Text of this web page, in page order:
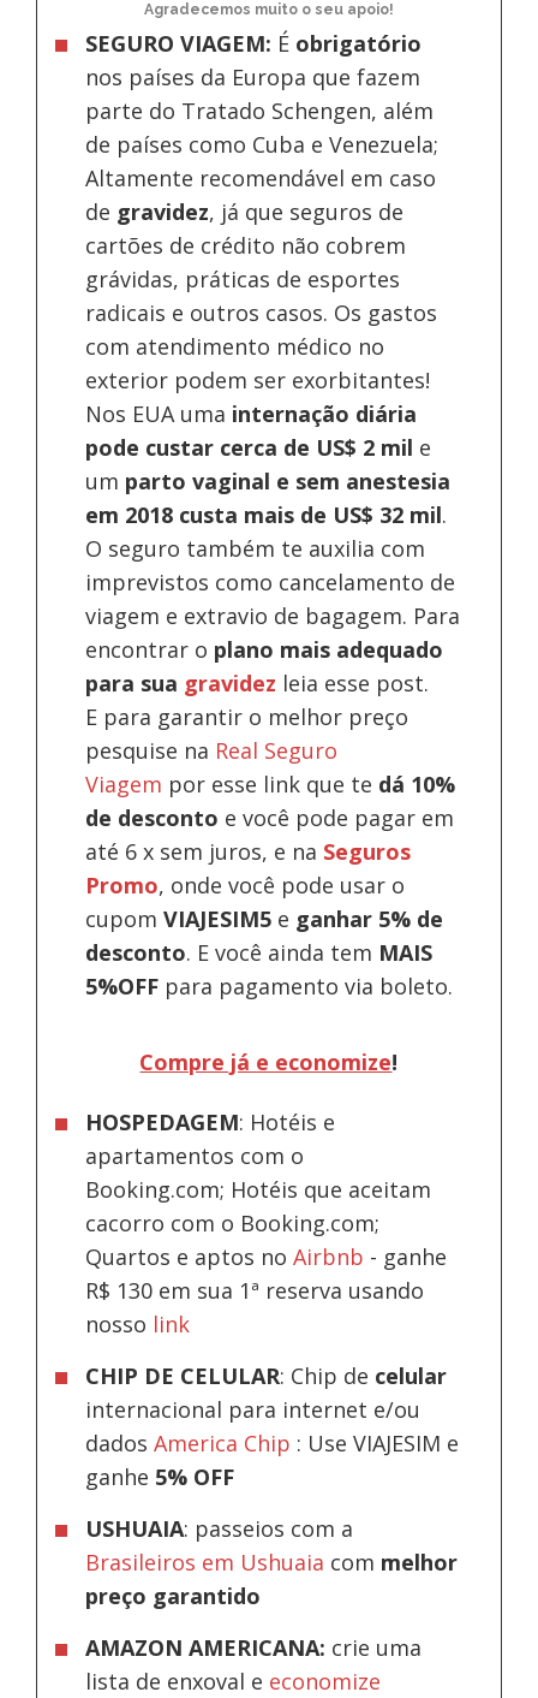
Agradecemos muito o seu apoio!
SEGURO VIAGEM: É obrigatório
nos países da Europa que fazem
parte do Tratado Schengen, além
de países como Cuba e Venezuela;
Altamente recomendável em caso
de gravidez, já que seguros de
cartões de crédito não cobrem
grávidas, práticas de esportes
radicais e outros casos. Os gastos
com atendimento médico no
exterior podem ser exorbitantes!
Nos EUA uma internação diária
pode custar cerca de US$ 2 mil e
um parto vaginal e sem anestesia
em 2018 custa mais de US$ 32 mil.
O seguro também te auxilia com
imprevistos como cancelamento de
viagem e extravio de bagagem. Para
encontrar o plano mais adequado
para sua gravidez leia esse post.
E para garantir o melhor preço
pesquise na Real Seguro
Viagem por esse link que te dá 10%
de desconto e você pode pagar em
até 6 x sem juros, e na Seguros
Promo, onde você pode usar o
cupomVIAJESIM5 e ganhar 5% de
desconto. E você ainda tem MAIS
5%OFF para pagamento via boleto.
Compre já e economize!
HOSPEDAGEM: Hotéis e
apartamentos com o
Booking.com; Hotéis que aceitam
cacorro com o Booking.com;
Quartos e aptos noAirbnb - ganhe
R$ 130 em sua 1ª reserva usando
nosso link
CHIP DE CELULAR: Chip de celular
internacional para internet e/ou
dadosAmerica Chip : Use VIAJESIM e
ganhe 5% OFF
USHUAIA: passeios com a
Brasileiros em Ushuaia com melhor
preço garantido
AMAZON AMERICANA: crie uma
lista de enxoval e economize